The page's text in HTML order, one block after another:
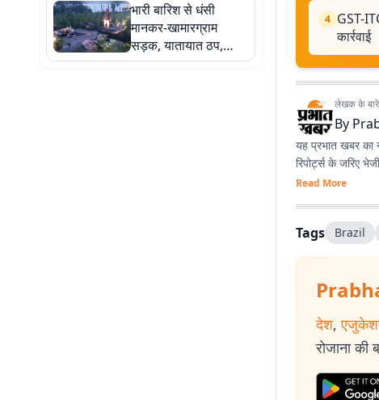
भारी बारिश से धंसी
मानकर-खामारग्राम
सड़क, यातायात ठप,
मुश्किल में ग्रामीण
4 GST-
कार्रवाई
लेखक के
By
यह प्रभात खबर का
रिपोर्ट्स के जरिए
Read More
Tags Brazil
देश,
रोजाना की